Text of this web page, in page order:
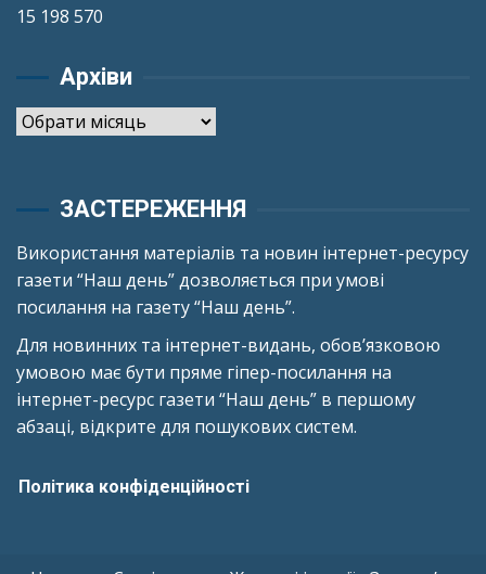
15 198 570
Архіви
Архіви
ЗАСТЕРЕЖЕННЯ
Використання матеріалів та новин інтернет-ресурсу
газети “Наш день” дозволяється при умові
посилання на газету “Наш день”.
Для новинних та інтернет-видань, обов’язковою
умовою має бути пряме гіпер-посилання на
інтернет-ресурс газети “Наш день” в першому
абзаці, відкрите для пошукових систем.
Політика конфіденційності